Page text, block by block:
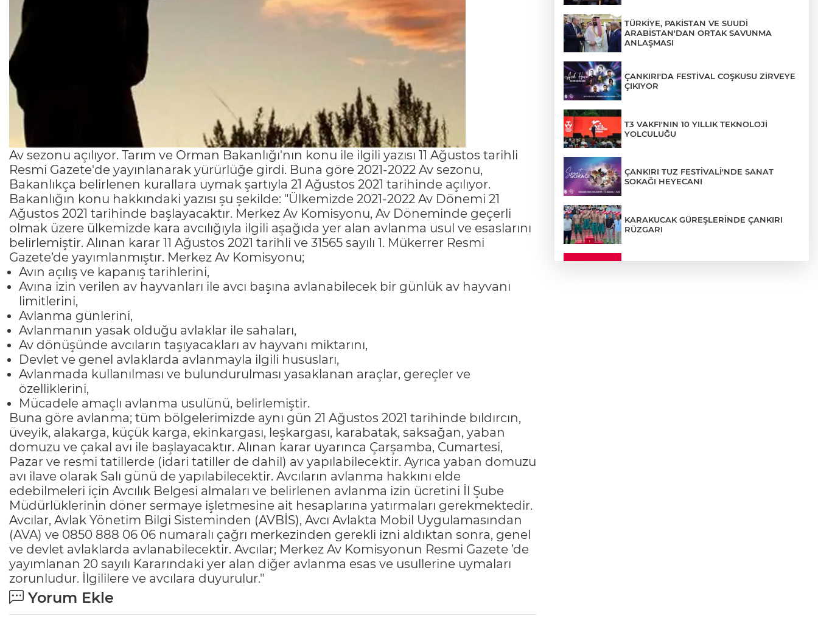
Av sezonu açılıyor. Tarım ve Orman Bakanlığı'nın konu ile ilgili yazısı 11 Ağustos tarihli
Resmi Gazete'de yayınlanarak yürürlüğe girdi. Buna göre 2021-2022 Av sezonu,
Bakanlıkça belirlenen kurallara uymak şartıyla 21 Ağustos 2021 tarihinde açılıyor.
Bakanlığın konu hakkındaki yazısı şu şekilde: "Ülkemizde 2021-2022 Av Dönemi 21
Ağustos 2021 tarihinde başlayacaktır. Merkez Av Komisyonu, Av Döneminde geçerli
olmak üzere ülkemizde kara avcılığıyla ilgili aşağıda yer alan avlanma usul ve esaslarını
belirlemiştir. Alınan karar 11 Ağustos 2021 tarihli ve 31565 sayılı 1. Mükerrer Resmi
Gazete’de yayımlanmıştır. Merkez Av Komisyonu;
Avın açılış ve kapanış tarihlerini,
Avına izin verilen av hayvanları ile avcı başına avlanabilecek bir günlük av hayvanı
limitlerini,
Avlanma günlerini,
Avlanmanın yasak olduğu avlaklar ile sahaları,
Av dönüşünde avcıların taşıyacakları av hayvanı miktarını,
Devlet ve genel avlaklarda avlanmayla ilgili hususları,
Avlanmada kullanılması ve bulundurulması yasaklanan araçlar, gereçler ve
özelliklerini,
Mücadele amaçlı avlanma usulünü, belirlemiştir.
Buna göre avlanma; tüm bölgelerimizde aynı gün 21 Ağustos 2021 tarihinde bıldırcın,
üveyik, alakarga, küçük karga, ekinkargası, leşkargası, karabatak, saksağan, yaban
domuzu ve çakal avı ile başlayacaktır. Alınan karar uyarınca Çarşamba, Cumartesi,
Pazar ve resmi tatillerde (idari tatiller de dahil) av yapılabilecektir. Ayrıca yaban domuzu
avı ilave olarak Salı günü de yapılabilecektir. Avcıların avlanma hakkını elde
edebilmeleri için Avcılık Belgesi almaları ve belirlenen avlanma izin ücretini İl Şube
Müdürlüklerinin döner sermaye işletmesine ait hesaplarına yatırmaları gerekmektedir.
Avcılar, Avlak Yönetim Bilgi Sisteminden (AVBİS), Avcı Avlakta Mobil Uygulamasından
(AVA) ve 0850 888 06 06 numaralı çağrı merkezinden gerekli izni aldıktan sonra, genel
ve devlet avlaklarda avlanabilecektir. Avcılar; Merkez Av Komisyonun Resmi Gazete ’de
yayımlanan 20 sayılı Kararındaki yer alan diğer avlanma esas ve usullerine uymaları
zorunludur. İlgililere ve avcılara duyurulur."
Yorum Ekle
TÜRKİYE, PAKİSTAN VE SUUDİ
ARABİSTAN'DAN ORTAK SAVUNMA
ANLAŞMASI
ÇANKIRI'DA FESTİVAL COŞKUSU ZİRVEYE
ÇIKIYOR
T3 VAKFI'NIN 10 YILLIK TEKNOLOJİ
YOLCULUĞU
ÇANKIRI TUZ FESTİVALİ'NDE SANAT
SOKAĞI HEYECANI
KARAKUCAK GÜREŞLERİNDE ÇANKIRI
RÜZGARI